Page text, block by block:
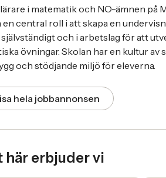
i matematik och NO-ämnen på
en central roll i att skapa en
självständigt och i arbetslag för att
övningar. Skolan har en kultur
och stödjande miljö för eleverna.
hela jobbannonsen
här erbjuder vi